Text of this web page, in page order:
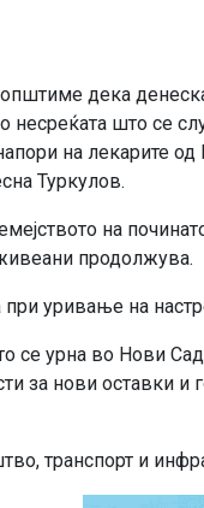
дека
што се
на лекарите
Туркулов.
на
продолжува.
при уривање на
се урна во Нови
за нови оставки
транспорт и